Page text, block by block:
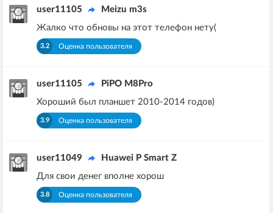
user11105
Meizu m3s
Жалко что обновы на этот телефон нету(
3.2 Оценка пользователя
user11105
PiPO M8Pro
Хороший был планшет 2010-2014 годов)
3.9 Оценка пользователя
user11049
Huawei P Smart Z
Для свои денег вполне хорош
3.8 Оценка пользователя